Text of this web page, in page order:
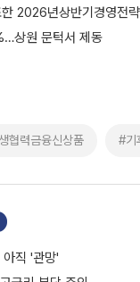
2026년상반기경영전
상원 문턱서 제동
협력금융신상품 #기
직 '관망'